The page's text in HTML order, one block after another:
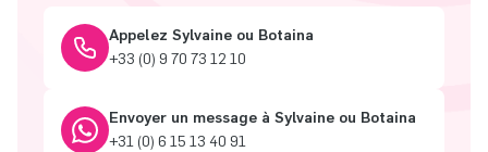
Appelez Sylvaine ou Botaina
+33 (0) 9 70 73 12 10
Envoyer un message à Sylvaine ou Botaina
+31 (0) 6 15 13 40 91